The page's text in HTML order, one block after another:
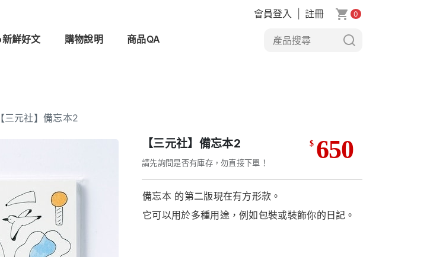
鮮好文 購物說明 商品QA
會員登入 註冊 0
【三元社】備忘本2
【三元社】備忘本2
請先詢問是否有庫存，勿直接下單！
$ 650
備忘本 的第二版現在有方形款。
它可以用於多種用途，例如包裝或裝飾你的日記。